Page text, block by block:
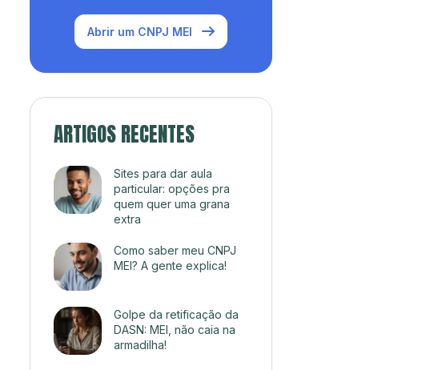
Abrir um CNPJ MEI
ARTIGOS RECENTES
Sites para dar aula
particular: opções pra
quem quer uma grana
extra
Como saber meu CNPJ
MEI? A gente explica!
Golpe da retificação da
DASN: MEI, não caia na
armadilha!